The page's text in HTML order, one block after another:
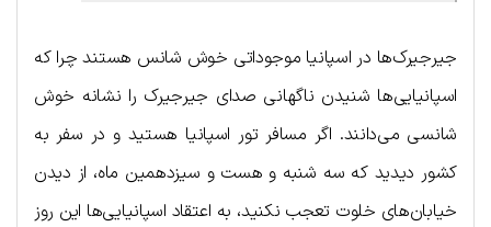
جیرجیرک‌ها در اسپانیا موجوداتی خوش شانس هستند چرا که
اسپانیایی‌ها شنیدن ناگهانی صدای جیرجیرک را نشانه خوش
شانسی می‌دانند. اگر مسافر تور اسپانیا هستید و در سفر به
کشور دیدید که سه شنبه و هست و سیزدهمین ماه، از دیدن
خیابان‌های خلوت تعجب نکنید، به اعتقاد اسپانیایی‌ها این روز